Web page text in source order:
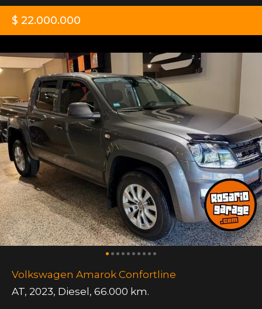
$ 22.000.000
Volkswagen Amarok Confortline
AT, 2023, Diesel, 66.000 km.